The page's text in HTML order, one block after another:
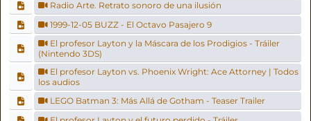
Radio Arte. Retrato sonoro de una ilusión
1999-12-05 BUZZ - El Octavo Pasajero 9
El profesor Layton y la Máscara de los Prodigios - Tráiler
(Nintendo 3DS)
El profesor Layton vs. Phoenix Wright: Ace Attorney | Todos
los audios
LEGO Batman 3: Más Allá de Gotham - Teaser Trailer